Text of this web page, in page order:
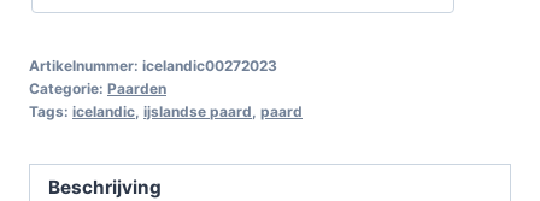
Artikelnummer: icelandic00272023
Categorie: Paarden
Tags: icelandic ijslandse paard paard
Beschrijving